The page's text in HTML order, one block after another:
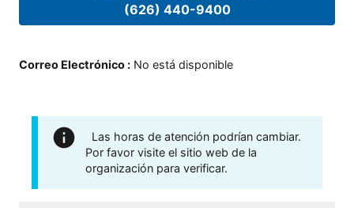
(626) 440-9400
Correo Electrónico : No está disponible
Las horas de atención podrían cambiar.
Por favor visite el sitio web de la
organización para verificar.